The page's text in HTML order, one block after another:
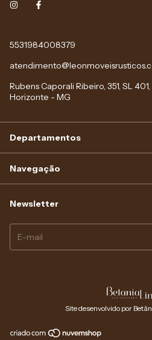
5531984008379
Rubens Caporali Ribeiro, 351, SL
Horizonte - MG
Departamentos
Navegação
Newsletter
Site desenvolvido por